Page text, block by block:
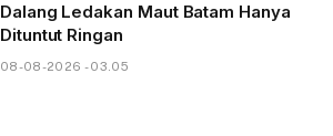
Dalang Ledakan Maut Batam Hanya
Dituntut Ringan
08-08-2026 - 03.05